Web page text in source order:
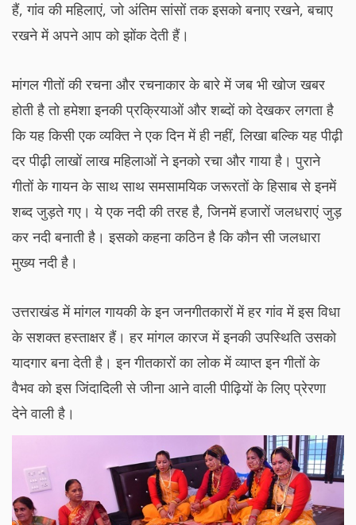
हैं, गांव की महिलाएं, जो अंतिम सांसों तक इसको बनाए रखने, बचाए
रखने में अपने आप को झोंक देती हैं।
मांगल गीतों की रचना और रचनाकार के बारे में जब भी खोज खबर
होती है तो हमेशा इनकी प्रक्रियाओं और शब्दों को देखकर लगता है
कि यह किसी एक व्यक्ति ने एक दिन में ही नहीं, लिखा बल्कि यह पीढ़ी
दर पीढ़ी लाखों लाख महिलाओं ने इनको रचा और गाया है। पुराने
गीतों के गायन के साथ साथ समसामयिक जरूरतों के हिसाब से इनमें
शब्द जुड़ते गए। ये एक नदी की तरह है, जिनमें हजारों जलधराएं जुड़
कर नदी बनाती है। इसको कहना कठिन है कि कौन सी जलधारा
मुख्य नदी है।
उत्तराखंड में मांगल गायकी के इन जनगीतकारों में हर गांव में इस विधा
के सशक्त हस्ताक्षर हैं। हर मांगल कारज में इनकी उपस्थिति उसको
यादगार बना देती है। इन गीतकारों का लोक में व्याप्त इन गीतों के
वैभव को इस जिंदादिली से जीना आने वाली पीढ़ियों के लिए प्रेरणा
देने वाली है।